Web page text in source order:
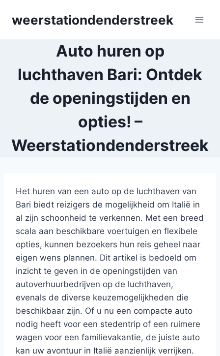
weerstationdenderstreek
Auto huren op
luchthaven Bari: Ontdek
de openingstijden en
opties! –
Weerstationdenderstreek
Het huren van een auto op de luchthaven van
Bari biedt reizigers de mogelijkheid om Italië in
al zijn schoonheid te verkennen. Met een breed
scala aan beschikbare voertuigen en flexibele
opties, kunnen bezoekers hun reis geheel naar
eigen wens plannen. Dit artikel is bedoeld om
inzicht te geven in de openingstijden van
autoverhuurbedrijven op de luchthaven,
evenals de diverse keuzemogelijkheden die
beschikbaar zijn. Of u nu een compacte auto
nodig heeft voor een stedentrip of een ruimere
wagen voor een familievakantie, de juiste auto
kan uw avontuur in Italië aanzienlijk verrijken.